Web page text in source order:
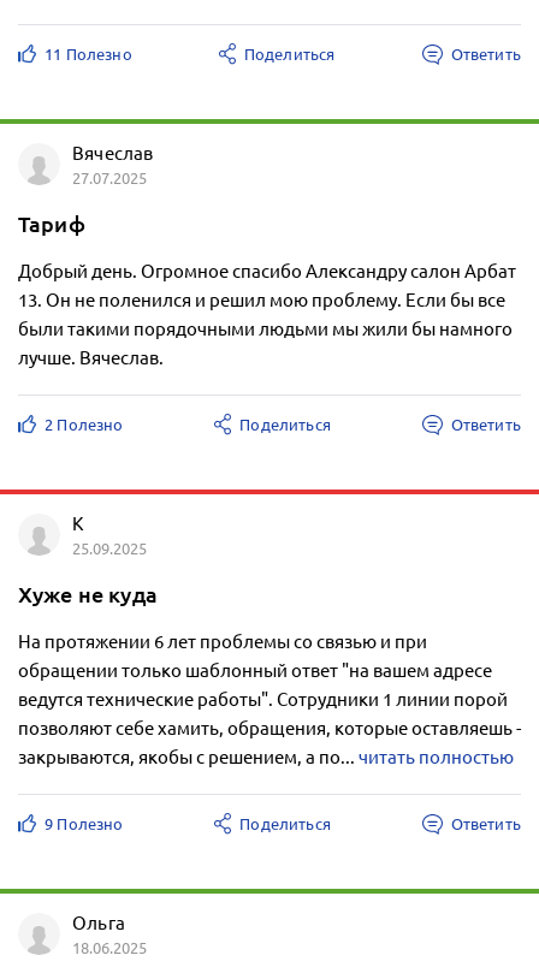
11 Полезно Поделиться Ответить
Вячеслав
27.07.2025
Тариф
Добрый день. Огромное спасибо Александру салон Арбат
13. Он не поленился и решил мою проблему. Если бы все
были такими порядочными людьми мы жили бы намного
лучше. Вячеслав.
2 Полезно Поделиться Ответить
K
25.09.2025
Хуже не куда
На протяжении 6 лет проблемы со связью и при
обращении только шаблонный ответ "на вашем адресе
ведутся технические работы". Сотрудники 1 линии порой
позволяют себе хамить, обращения, которые оставляешь -
закрываются, якобы с решением, а по... читать полностью
9 Полезно Поделиться Ответить
Ольга
18.06.2025